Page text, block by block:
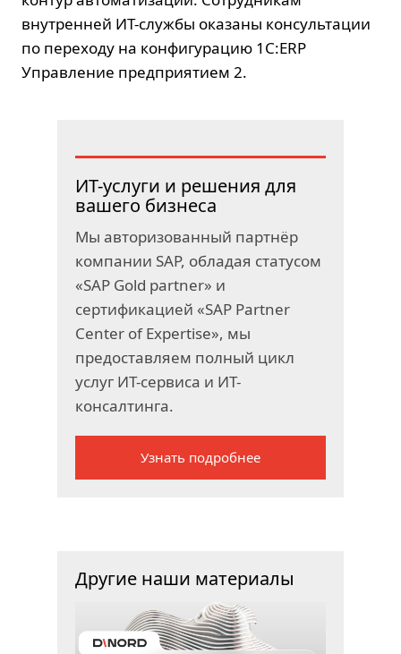
Другие наши материалы
внутренней ИТ-службы оказаны консультации
по переходу на конфигурацию 1C:ERP
Управление предприятием 2.
ИТ-услуги и решения для
вашего бизнеса
Мы авторизованный партнёр
компании SAP, обладая статусом
«SAP Gold partner» и
сертификацией «SAP Partner
Center of Expertise», мы
предоставляем полный цикл
услуг ИТ-сервиса и ИТ-
консалтинга.
Узнать подробнее